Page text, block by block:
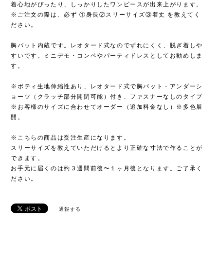
着心地がぴったり、しっかりしたワンピースが出来上がります。
※ご注文の際は、必ず ①身長②スリーサイズ③着丈 を教えてく
ださい。
胸パット内蔵です。レオタード式なのでずれにくく、脱ぎ着しや
すいです。ミニデモ・コンペやパーティドレスとしてお勧めしま
す。
※ボティ生地伸縮性あり、レオタード式で胸パット・アンダーシ
ョーツ（クラッチ部分開閉可能）付き、ファスナーなしのタイプ
※お客様のサイズに合わせてオーダー（追加料金なし）※多色展
開。
※こちらの商品は受注生産になります。
スリーサイズを教えていただけるとより正確な寸法で作ることが
できます。
お手元に届くのは約３週間前後〜１ヶ月後となります。ご了承く
ださい。
通報する